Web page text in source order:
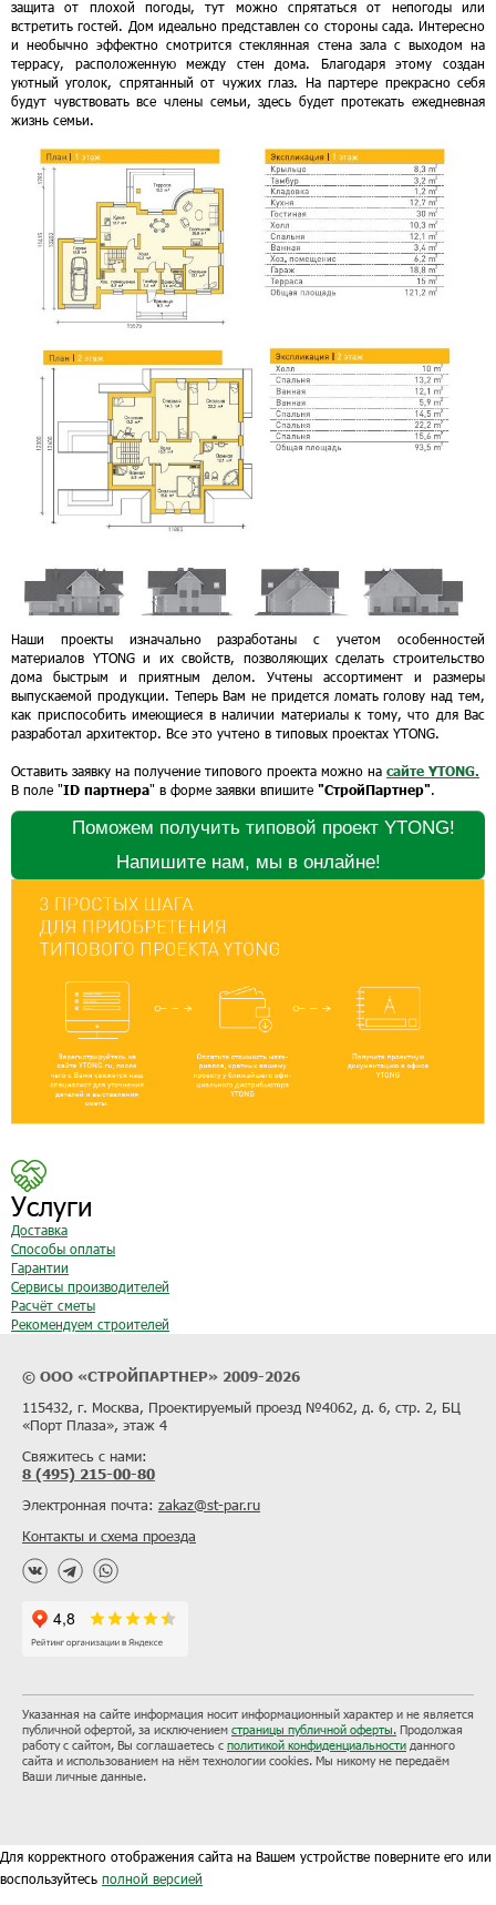
защита от плохой погоды, тут можно спрятаться от непогоды или
встретить гостей. Дом идеально представлен со стороны сада. Интересно
и необычно эффектно смотрится стеклянная стена зала с выходом на
террасу, расположенную между стен дома. Благодаря этому создан
уютный уголок, спрятанный от чужих глаз. На партере прекрасно себя
будут чувствовать все члены семьи, здесь будет протекать ежедневная
жизнь семьи.
Наши проекты изначально разработаны с учетом особенностей
материалов YTONG и их свойств, позволяющих сделать строительство
дома быстрым и приятным делом. Учтены ассортимент и размеры
выпускаемой продукции. Теперь Вам не придется ломать голову над тем,
как приспособить имеющиеся в наличии материалы к тому, что для Вас
разработал архитектор. Все это учтено в типовых проектах YTONG.
Оставить заявку на получение типового проекта можно на сайте YTONG.
В поле "ID партнера" в форме заявки впишите "СтройПартнер".
Поможем получить типовой проект YTONG!
Напишите нам, мы в онлайне!
Услуги
Доставка
Способы оплаты
Гарантии
Сервисы производителей
Расчёт сметы
Рекомендуем строителей
© ООО «СТРОЙПАРТНЕР» 2009-2026
115432, г. Москва, Проектируемый проезд №4062, д. 6, стр. 2, БЦ
«Порт Плаза», этаж 4
Свяжитесь с нами:
8 (495) 215-00-80
Электронная почта: zakaz@st-par.ru
Контакты и схема проезда
Указанная на сайте информация носит информационный характер и не является
публичной офертой, за исключением страницы публичной оферты. Продолжая
работу с сайтом, Вы соглашаетесь с политикой конфиденциальности данного
сайта и использованием на нём технологии cookies. Мы никому не передаём
Ваши личные данные.
Для корректного отображения сайта на Вашем устройстве поверните его или
воспользуйтесь полной версией